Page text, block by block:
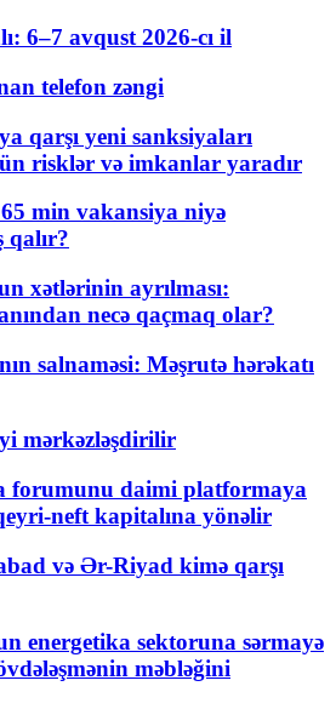
6–7 avqust 2026-cı il
telefon zəngi
qarşı yeni sanksiyaları
risklər və imkanlar yaradır
min vakansiya niyə
qalır?
xətlərinin ayrılması:
necə qaçmaq olar?
salnaməsi: Məşrutə hərəkatı
mərkəzləşdirilir
forumunu daimi platformaya
neft kapitalına yönəlir
və Ər-Riyad kimə qarşı
energetika sektoruna sərmayə
məbləğini